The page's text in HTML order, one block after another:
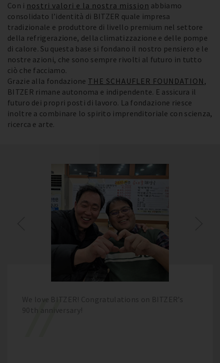
Con i nostri valori e la nostra mission abbiamo
consolidato l’identità di BITZER quale impresa
tradizionale e produttore di livello premium nel settore
della refrigerazione, della climatizzazione e delle pompe
di calore. Su questa base si fondano il nostro pensiero e le
nostre azioni, che sono sempre rivolti al futuro in tutto
ciò che facciamo.
Grazie alla fondazione THE SCHAUFLER FOUNDATION ,
BITZER rimane autonoma e indipendente. E assicura il
futuro dei propri posti di lavoro. La fondazione riesce
inoltre a combinare lo spirito imprenditoriale con scienza,
ricerca e arte.
We love BITZER! Congratulations on BITZER’s
90th anniversary!